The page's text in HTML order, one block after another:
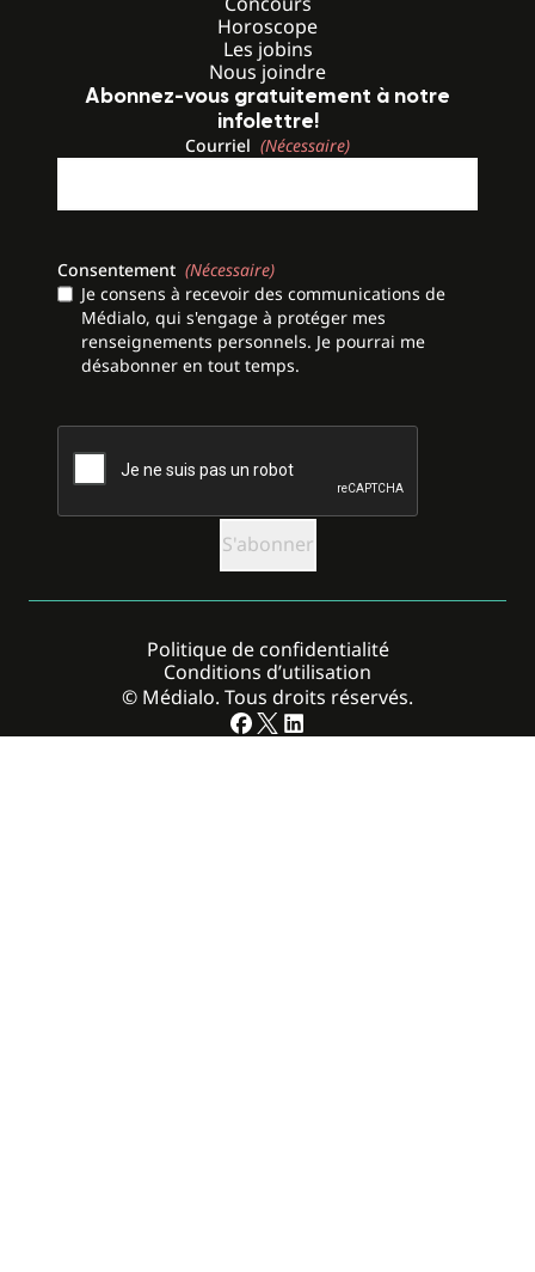
Horoscope
Les jobins
Nous joindre
Abonnez-vous gratuitement à notre
infolettre!
Courriel (Nécessaire)
Consentement (Nécessaire)
Je consens à recevoir des communications de
Médialo, qui s'engage à protéger mes
renseignements personnels. Je pourrai me
désabonner en tout temps.
CAPTCHA
© Médialo. Tous droits réservés.
Politique de confidentialité
Conditions d’utilisation